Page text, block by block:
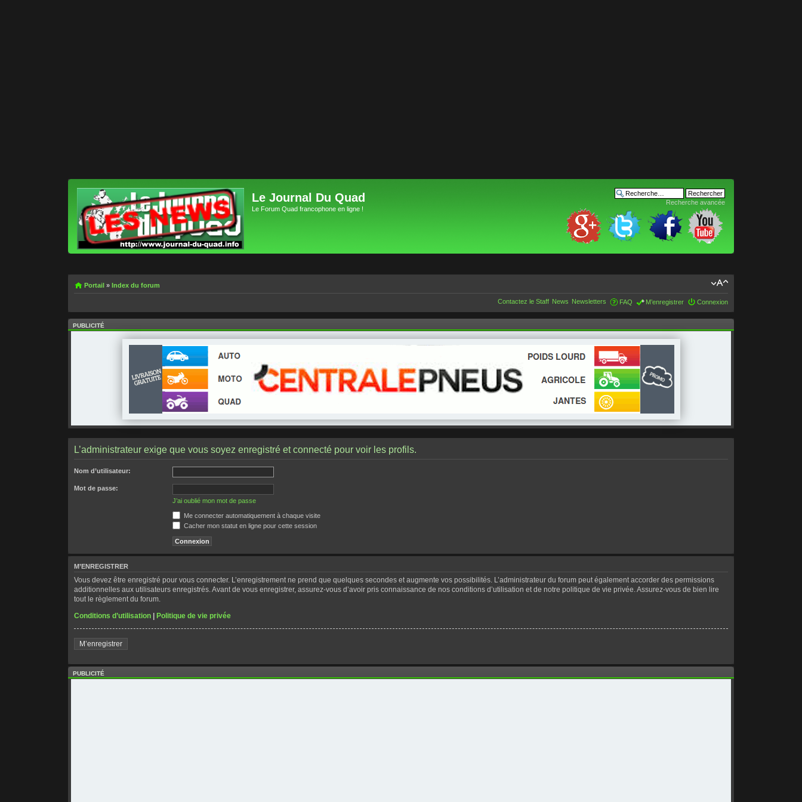
Le Journal Du Quad
Le Forum Quad francophone en ligne !
Recherche avancée
Portail »Index du forum
Contactez le Staff News Newsletters FAQ M’enregistrer Connexion
PUBLICITÉ
L’administrateur exige que vous soyez enregistré et connecté pour voir les profils.
Nom d’utilisateur:
Mot de passe:
J’ai oublié mon mot de passe
Me connecter automatiquement à chaque visite
Cacher mon statut en ligne pour cette session
M’ENREGISTRER
Vous devez être enregistré pour vous connecter. L’enregistrement ne prend que quelques secondes et augmente vos possibilités. L’administrateur du forum peut également accorder des permissions
additionnelles aux utilisateurs enregistrés. Avant de vous enregistrer, assurez-vous d’avoir pris connaissance de nos conditions d’utilisation et de notre politique de vie privée. Assurez-vous de bien lire
tout le règlement du forum.
Conditions d’utilisation
Politique de vie privée
M’enregistrer
PUBLICITÉ